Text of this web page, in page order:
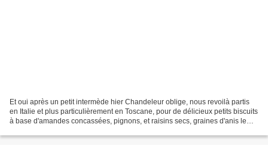
Et oui après un petit intermède hier Chandeleur oblige, nous revoilà partis
en Italie et plus particulièrement en Toscane, pour de délicieux petits biscuits
à base d'amandes concassées, pignons, et raisins secs, graines d'anis le